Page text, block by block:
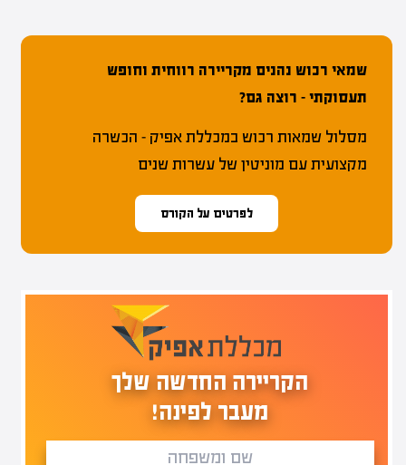
שמאי רכוש נהנים מקריירה רווחית וחופש
תעסוקתי – רוצה גם?
מסלול שמאות רכוש במכללת אפיק – הכשרה
מקצועית עם מוניטין של עשרות שנים
לפרטים על הקורס
הקריירה החדשה שלך
מעבר לפינה!